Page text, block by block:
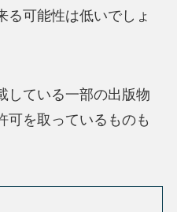
る可能性は低いでしょ
している一部の出版物
可を取っているものも